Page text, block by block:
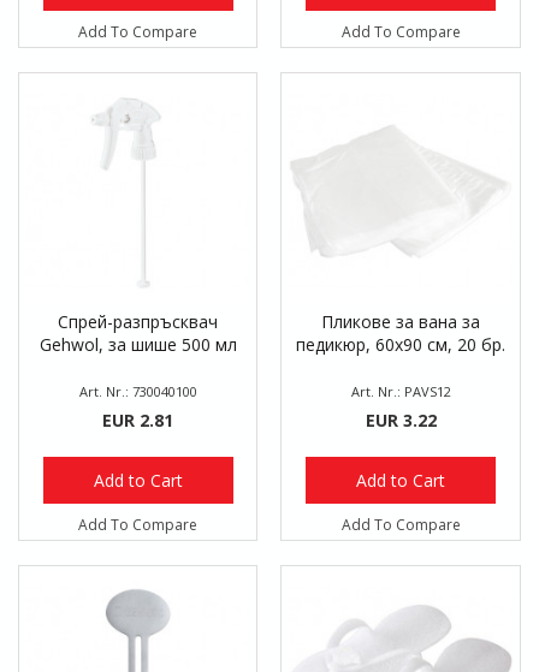
Add To Compare Add To Compare
Спрей-разпръсквач
Gehwol, за шише 500 мл
Art. Nr.: 730040100
EUR 2.81
Add to Cart
Add To Compare
Пликове за вана за
педикюр, 60х90 см, 20 бр.
Art. Nr.: PAVS12
EUR 3.22
Add to Cart
Add To Compare